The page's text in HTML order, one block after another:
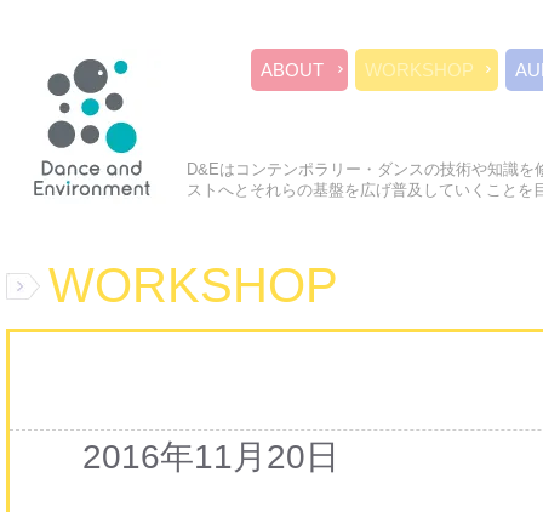
ABOUT WORKSHOP
D&Eはコンテンポラリー・ダンスの技術や知識
ストへとそれらの基盤を広げ普及していくことを
WORKSHOP
2016年11月20日